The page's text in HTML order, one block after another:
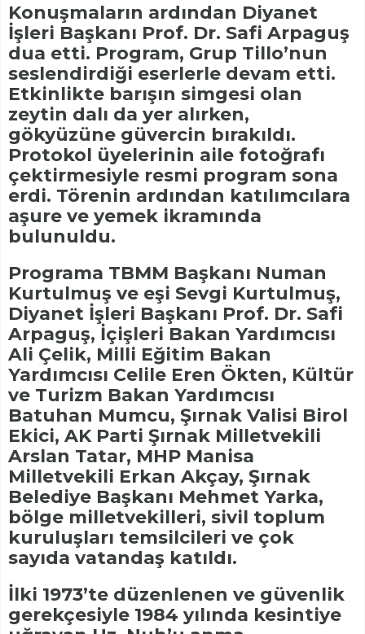
Konuşmaların ardından Diyanet
İşleri Başkanı Prof. Dr. Safi Arpaguş
dua etti. Program, Grup Tillo’nun
seslendirdiği eserlerle devam etti.
Etkinlikte barışın simgesi olan
zeytin dalı da yer alırken,
gökyüzüne güvercin bırakıldı.
Protokol üyelerinin aile fotoğrafı
çektirmesiyle resmi program sona
erdi. Törenin ardından katılımcılara
aşure ve yemek ikramında
bulunuldu.
Programa TBMM Başkanı Numan
Kurtulmuş ve eşi Sevgi Kurtulmuş,
Diyanet İşleri Başkanı Prof. Dr. Safi
Arpaguş, İçişleri Bakan Yardımcısı
Ali Çelik, Milli Eğitim Bakan
Yardımcısı Celile Eren Ökten, Kültür
ve Turizm Bakan Yardımcısı
Batuhan Mumcu, Şırnak Valisi Birol
Ekici, AK Parti Şırnak Milletvekili
Arslan Tatar, MHP Manisa
Milletvekili Erkan Akçay, Şırnak
Belediye Başkanı Mehmet Yarka,
bölge milletvekilleri, sivil toplum
kuruluşları temsilcileri ve çok
sayıda vatandaş katıldı.
İlki 1973’te düzenlenen ve güvenlik
gerekçesiyle 1984 yılında kesintiye